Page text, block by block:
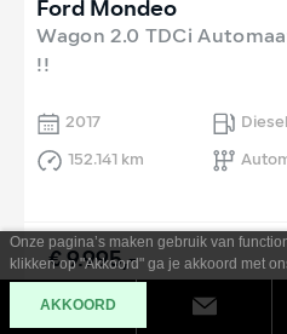
Ford Mondeo
Wagon 2.0 TDCi
!!
2017
Diesel
152.141 km
€ 9.995,-
Al vanaf €180per
Onze pagina’s maken gebruik van
klikken op "Akkoord" ga je akkoord met
AKKOORD